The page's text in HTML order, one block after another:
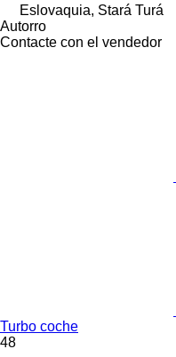
Eslovaquia, Stará Turá
Autorro
Contacte con el vendedor
Turbo coche
48